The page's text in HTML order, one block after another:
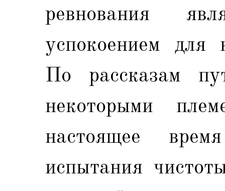
ревнования
успокоением для
По рассказам
некоторыми
настоящее
испытания